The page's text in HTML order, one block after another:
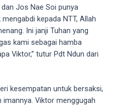
Jos Nae Soi punya
kepada NTT, Allah
Ini janji Tuhan yang
kami sebagai hamba
Viktor,” tutur Pdt Ndun dari
kesempatan untuk bersaksi,
Viktor menggugah